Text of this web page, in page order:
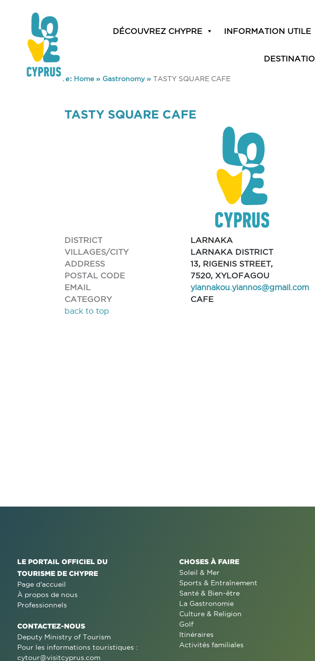
DÉCOUVREZ CHYPRE INFORMATION UTILE
You are here: Home» Gastronomy» TASTY SQUARE CAFE
TASTY SQUARE CAFE
DISTRICT
LARNAKA
VILLAGES/CITY
LARNAKA DISTRICT
ADDRESS
13, RIGENIS STREET,
POSTAL CODE
7520, XYLOFAGOU
EMAIL
yiannakou.yiannos@gmail.com
CATEGORY
CAFE
back to top
LE PORTAIL OFFICIEL DU
TOURISME DE CHYPRE
Page d'accueil
À propos de nous
Professionnels
CONTACTEZ-NOUS
Deputy Ministry of Tourism
Pour les informations touristiques :
cytour@visitcyprus.com
CHOSES À FAIRE
Soleil & Mer
Sports & Entraînement
Santé & Bien-être
La Gastronomie
Culture & Religion
Golf
Itinéraires
Activités familiales